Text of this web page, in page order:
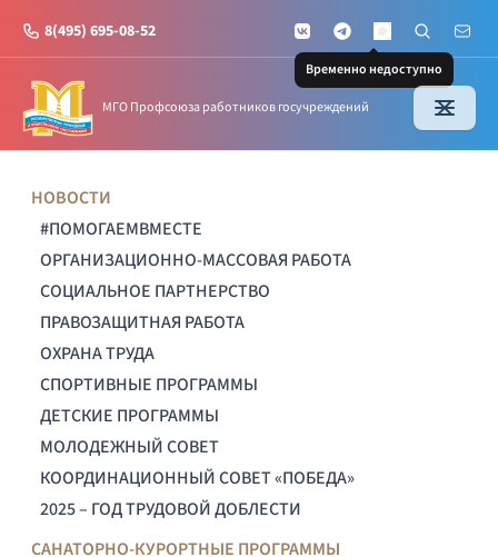
8(495) 695-08-52 VKontakteTelegramMAX
Временно недоступно
Поиск по
Почта
МГО Профсоюза работников госучреждений
НОВОСТИ
#ПОМОГАЕМВМЕСТЕ
ОРГАНИЗАЦИОННО-МАССОВАЯ РАБОТА
СОЦИАЛЬНОЕ ПАРТНЕРСТВО
ПРАВОЗАЩИТНАЯ РАБОТА
ОХРАНА ТРУДА
СПОРТИВНЫЕ ПРОГРАММЫ
ДЕТСКИЕ ПРОГРАММЫ
МОЛОДЕЖНЫЙ СОВЕТ
КООРДИНАЦИОННЫЙ СОВЕТ «ПОБЕДА»
2025 – ГОД ТРУДОВОЙ ДОБЛЕСТИ
САНАТОРНО-КУРОРТНЫЕ ПРОГРАММЫ